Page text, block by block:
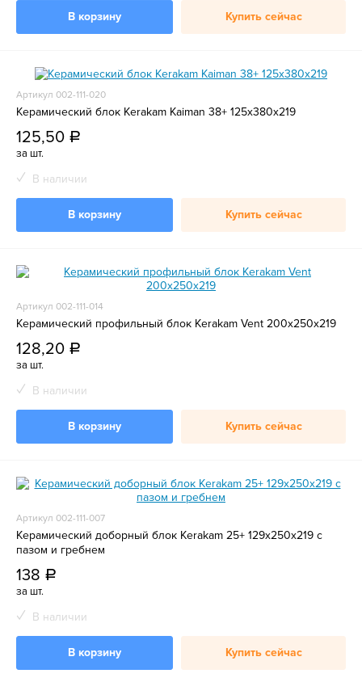
В корзину Купить сейчас
Артикул 002-111-020
Керамический блок Kerakam Kaiman 38+ 125x380x219
125,50 a
за шт.
В наличии
В корзину Купить сейчас
Артикул 002-111-014
Керамический профильный блок Kerakam Vent 200х250х219
128,20 a
за шт.
В наличии
В корзину Купить сейчас
Артикул 002-111-007
Керамический доборный блок Kerakam 25+ 129х250х219 с
пазом и гребнем
138 a
за шт.
В наличии
В корзину Купить сейчас